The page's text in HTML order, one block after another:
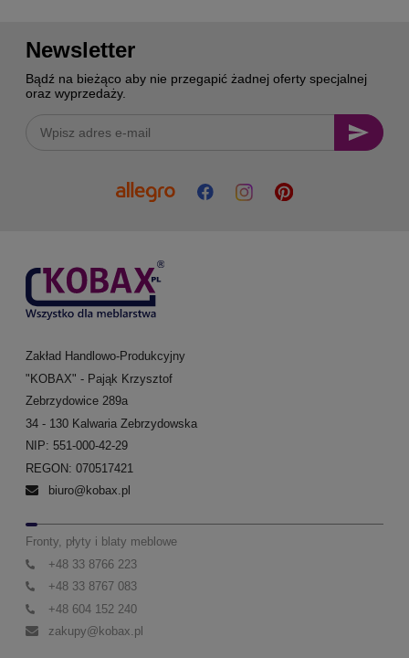
Newsletter
Bądź na bieżąco aby nie przegapić żadnej oferty specjalnej
oraz wyprzedaży.
Zakład Handlowo-Produkcyjny
"KOBAX" - Pająk Krzysztof
Zebrzydowice 289a
34 - 130 Kalwaria Zebrzydowska
NIP: 551-000-42-29
REGON: 070517421
biuro@kobax.pl
Fronty, płyty i blaty meblowe
+48 33 8766 223
+48 33 8767 083
+48 604 152 240
zakupy@kobax.pl